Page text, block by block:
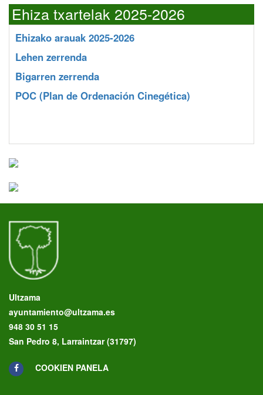
Ehiza txartelak 2025-2026
Ehizako arauak 2025-2026
Lehen zerrenda
Bigarren zerrenda
POC (Plan de Ordenación Cinegética)
Ultzama
ayuntamiento@ultzama.es
948 30 51 15
San Pedro 8, Larraintzar (31797)
COOKIEN PANELA